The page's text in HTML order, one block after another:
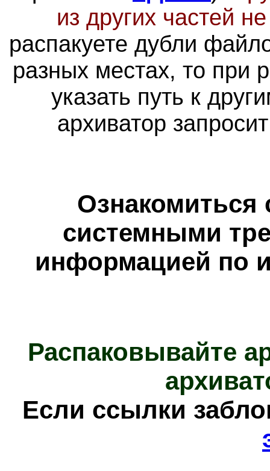
из других частей
распакуете дубли
разных местах, то при
указать путь к
архиватор
Ознакомиться
системными
информацией по
Распаковывайте
Если ссылки